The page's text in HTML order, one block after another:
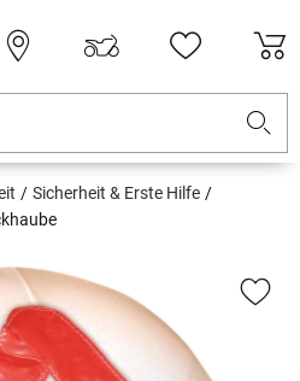
Sicherheit & Erste Hilfe